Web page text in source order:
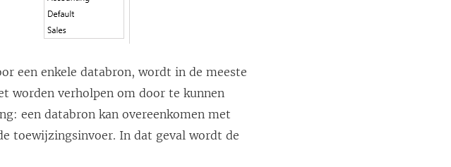
een enkele databron, wordt in de meeste
worden verholpen om door te kunnen
een databron kan overeenkomen met
toewijzingsinvoer. In dat geval wordt de